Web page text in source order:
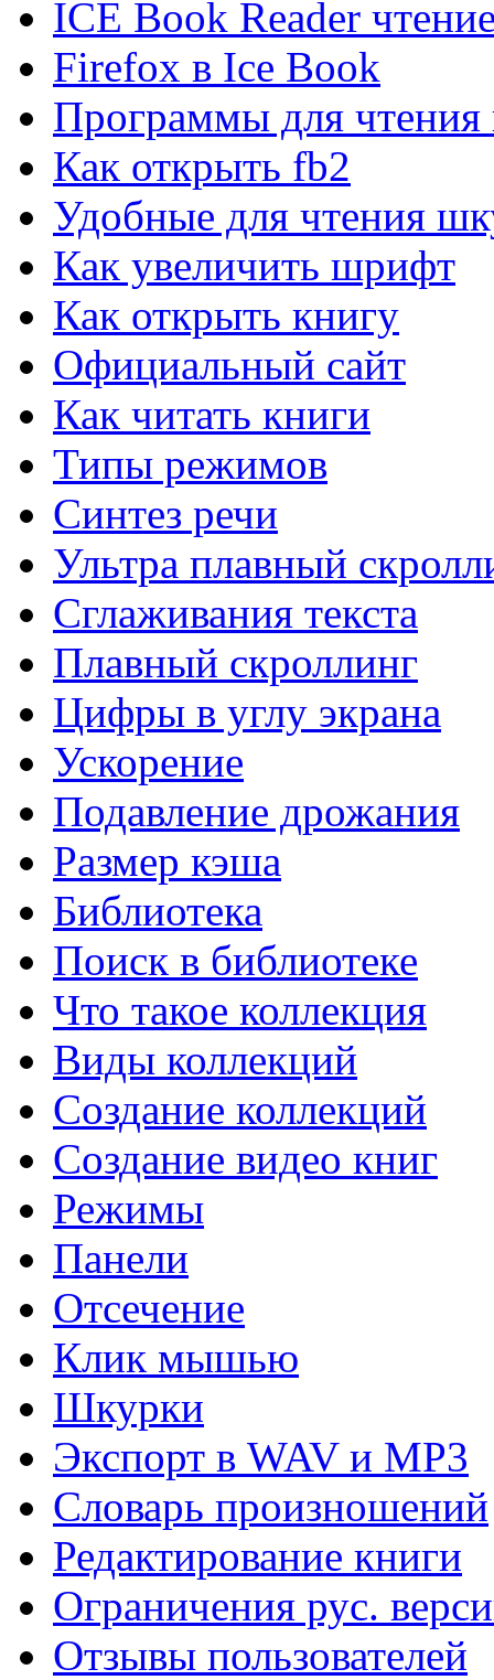
SpeedFan для Windows
Контроль темпетаруты и скорости вентиляторов.
Fraps для Windows
Измерение частоты FPS
PerformanceTest для Windows
Тестирование всех компонентов компьютера.
EVEREST Ultimate Edition...
Диагностики и анализа компьютера.
SIW для Windows
AS SSD benchmark для Windows
AS SSD Benchmark измерит скорость SSD диска.
Speccy для Windows
Предназначена для диагностики.
ICE Book Reader
Firefox в Ice Book
Программы для чтения
Как открыть fb2
Удобные для чтения
Как увеличить шрифт
Как открыть книгу
Официальный сайт
Как читать книги
Типы режимов
Синтез речи
Ультра плавный
Сглаживания текста
Плавный скроллинг
Цифры в углу экрана
Ускорение
Подавление дрожания
Размер кэша
Библиотека
Поиск в библиотеке
Что такое коллекция
Виды коллекций
Создание коллекций
Создание видео книг
Режимы
Панели
Отсечение
Клик мышью
Шкурки
Экспорт в WAV и MP3
Словарь произношений
Редактирование книги
Ограничения рус.
Отзывы пользователей